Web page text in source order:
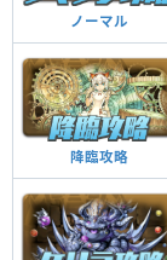
ノーマル
降臨攻略